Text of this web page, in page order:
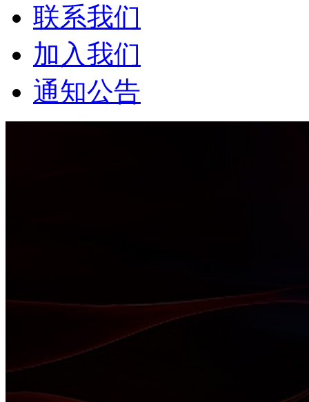
联系我们
加入我们
通知公告